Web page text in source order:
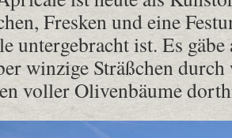
Fresken und eine
untergebracht ist. Es
winzige Sträßchen
voller Olivenbäume